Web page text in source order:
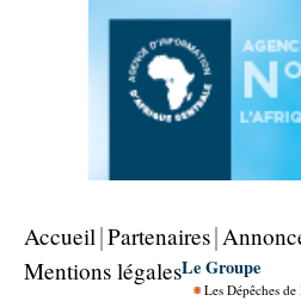
Accueil Partenaires
Mentions légalesLe Groupe
Les Dépêches